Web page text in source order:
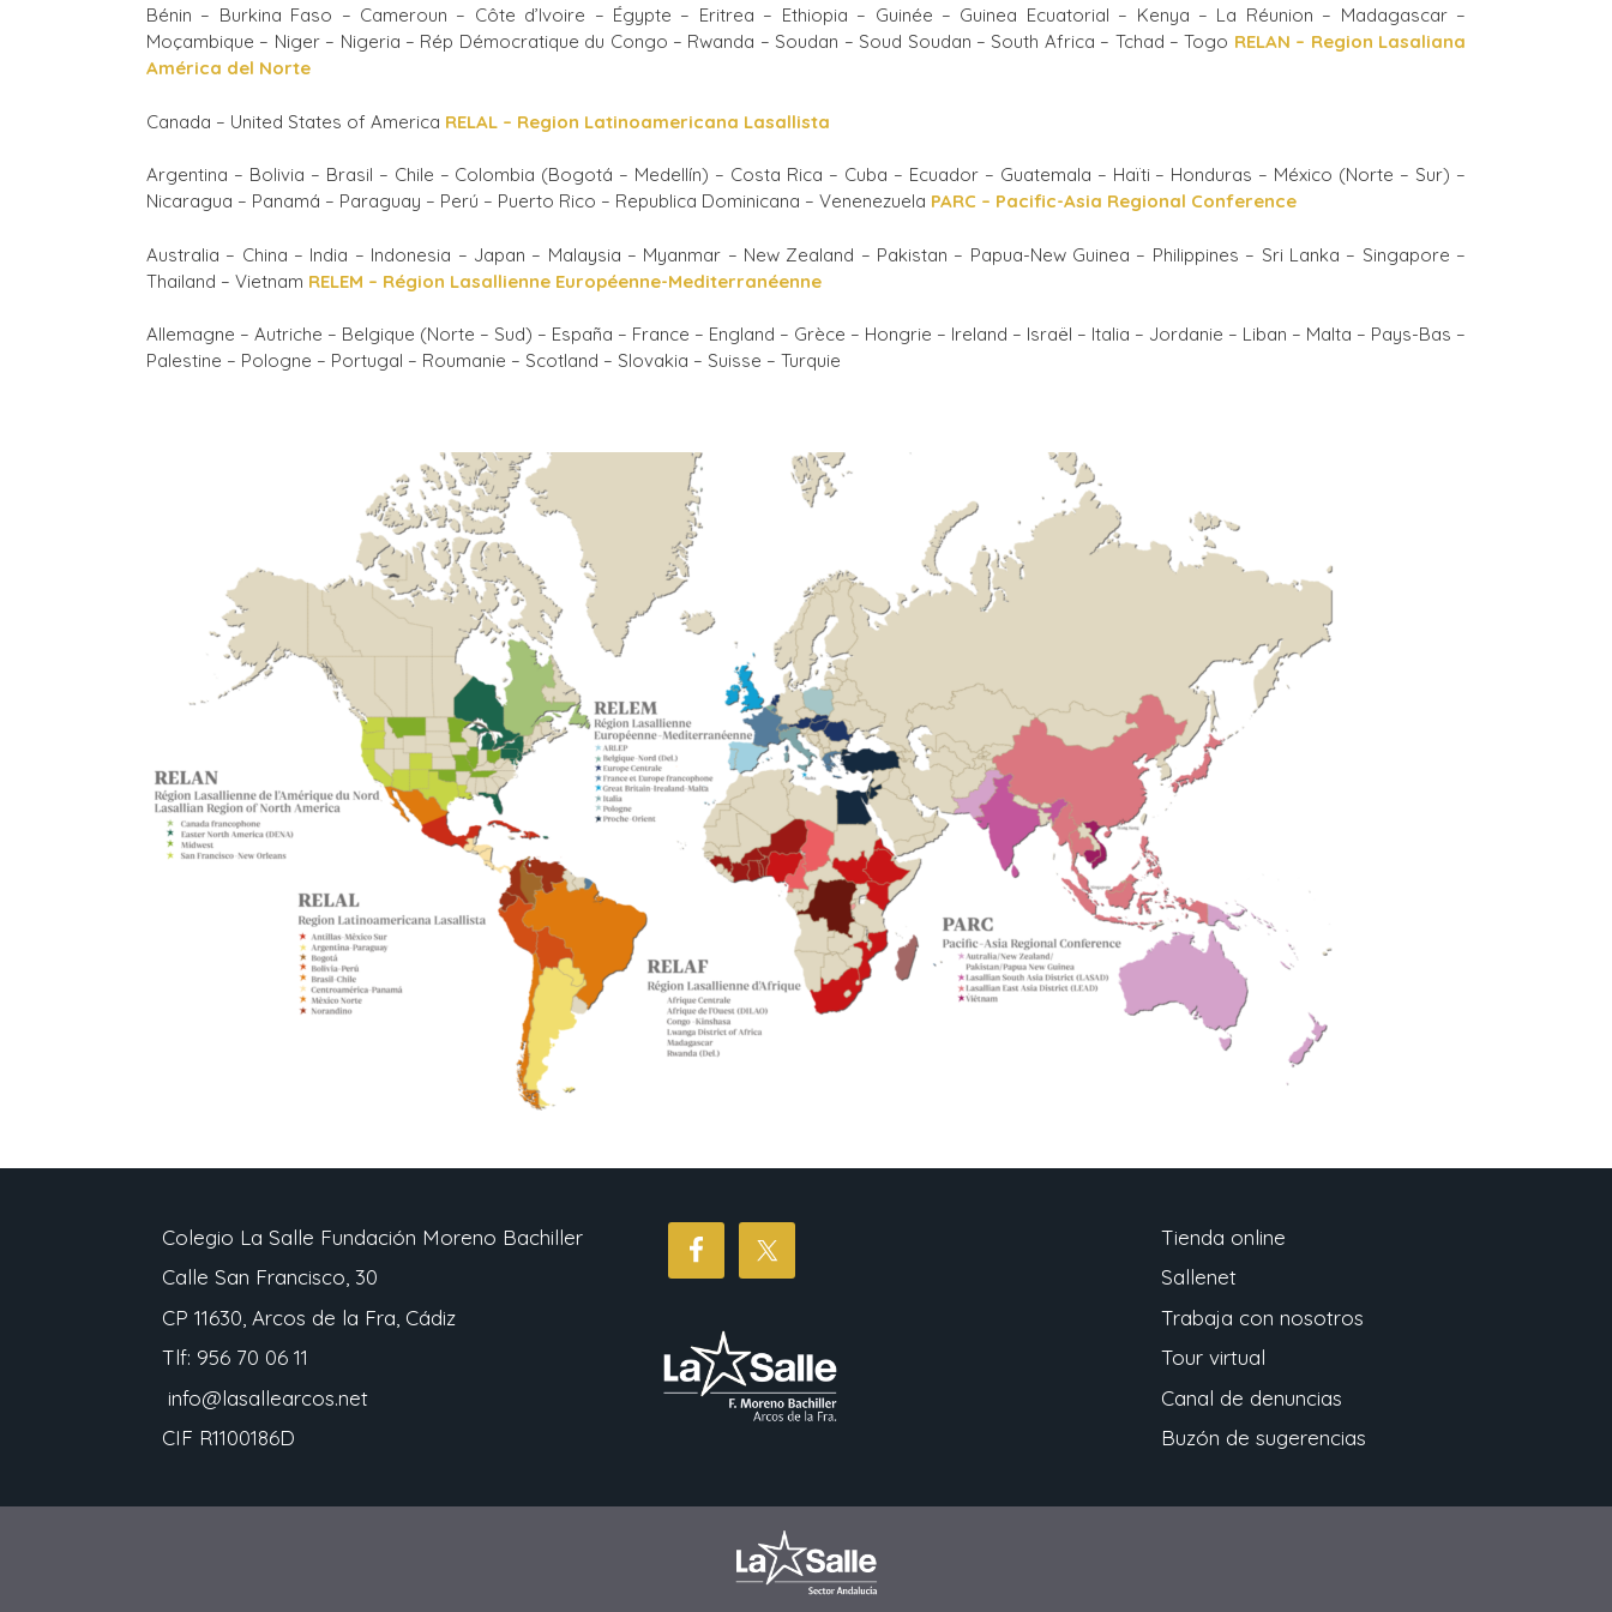
La Salle en el mundo
Bénin – Burkina Faso – Cameroun – Côte d’Ivoire – Égypte – Eritrea – Ethiopia – Guinée – Guinea Ecuatorial – Kenya – La Réunion – Madagascar –
Moçambique – Niger – Nigeria – Rép Démocratique du Congo – Rwanda – Soudan – Soud Soudan – South Africa – Tchad – Togo RELAN – Region Lasaliana
América del Norte
Canada – United States of America RELAL – Region Latinoamericana Lasallista
Argentina – Bolivia – Brasil – Chile – Colombia (Bogotá – Medellín) – Costa Rica – Cuba – Ecuador – Guatemala – Haïti – Honduras – México (Norte – Sur) –
Nicaragua – Panamá – Paraguay – Perú – Puerto Rico – Republica Dominicana – Venenezuela PARC – Pacific-Asia Regional Conference
Australia – China – India – Indonesia – Japan – Malaysia – Myanmar – New Zealand – Pakistan – Papua-New Guinea – Philippines – Sri Lanka – Singapore –
Thailand – Vietnam RELEM – Région Lasallienne Européenne-Mediterranéenne
Allemagne – Autriche – Belgique (Norte – Sud) – España – France – England – Grèce – Hongrie – Ireland – Israël – Italia – Jordanie – Liban – Malta – Pays-Bas –
Palestine – Pologne – Portugal – Roumanie – Scotland – Slovakia – Suisse – Turquie
Colegio La Salle Fundación Moreno Bachiller
Calle San Francisco, 30
CP 11630, Arcos de la Fra, Cádiz
Tlf: 956 70 06 11
info@lasallearcos.net
CIF R1100186D
Tienda online
Sallenet
Trabaja con nosotros
Tour virtual
Canal de denuncias
Buzón de sugerencias